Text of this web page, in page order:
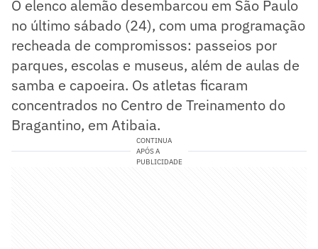
O elenco alemão desembarcou em São Paulo
no último sábado (24), com uma programação
recheada de compromissos: passeios por
parques, escolas e museus, além de aulas de
samba e capoeira. Os atletas ficaram
concentrados no Centro de Treinamento do
Bragantino, em Atibaia.
CONTINUA
APÓS A
PUBLICIDADE